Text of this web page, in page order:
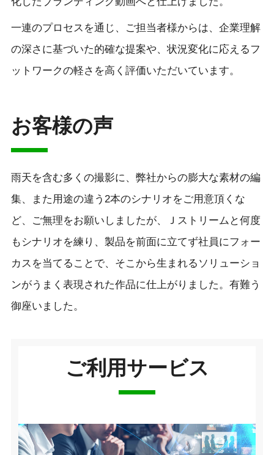
一連のプロセスを通じ、ご担当者様からは、企業理解
の深さに基づいた的確な提案や、状況変化に応えるフ
ットワークの軽さを高く評価いただいています。
お客様の声
雨天を含む多くの撮影に、弊社からの膨大な素材の編
集、また用途の違う2本のシナリオをご用意頂くな
ど、ご無理をお願いしましたが、Ｊストリームと何度
もシナリオを練り、製品を前面に立てず社員にフォー
カスを当てることで、そこから生まれるソリューショ
ンがうまく表現された作品に仕上がりました。有難う
御座いました。
ご利用サービス